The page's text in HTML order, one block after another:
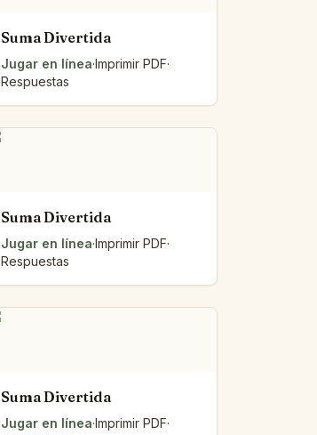
Suma Divertida
Jugar en línea·Imprimir PDF·
Respuestas
Suma Divertida
Jugar en línea·Imprimir PDF·
Respuestas
Suma Divertida
Jugar en línea·Imprimir PDF·